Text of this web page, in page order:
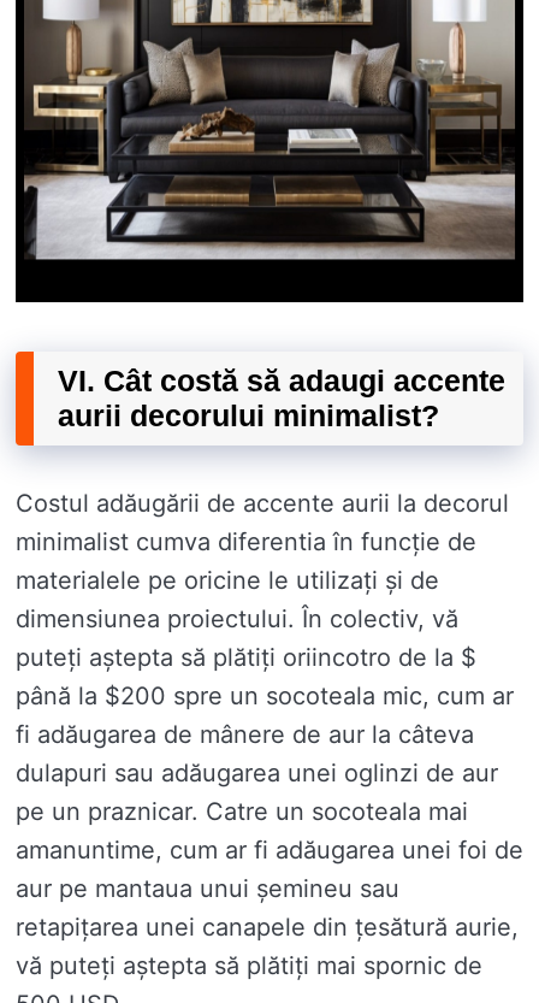
VI. Cât costă să adaugi accente
aurii decorului minimalist?
Costul adăugării de accente aurii la decorul
minimalist cumva diferentia în funcție de
materialele pe oricine le utilizați și de
dimensiunea proiectului. În colectiv, vă
puteți aștepta să plătiți oriincotro de la $
până la $200 spre un socoteala mic, cum ar
fi adăugarea de mânere de aur la câteva
dulapuri sau adăugarea unei oglinzi de aur
pe un praznicar. Catre un socoteala mai
amanuntime, cum ar fi adăugarea unei foi de
aur pe mantaua unui șemineu sau
retapițarea unei canapele din țesătură aurie,
vă puteți aștepta să plătiți mai spornic de